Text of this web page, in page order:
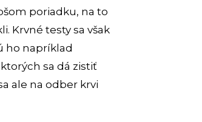
poriadku, na to
Krvné testy sa však
ho napríklad
sa dá zistiť
ale na odber krvi